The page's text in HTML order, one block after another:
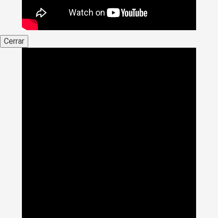
Cerrar